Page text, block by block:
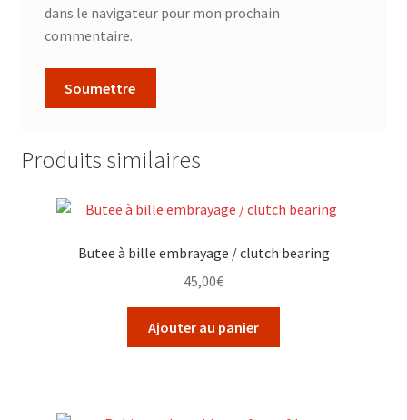
dans le navigateur pour mon prochain
commentaire.
Produits similaires
Butee à bille embrayage / clutch bearing
45,00€
Ajouter au panier